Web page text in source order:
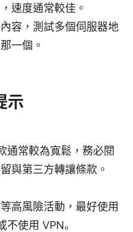
速度通常較佳。
容，測試多個伺服器地
一個。
示
通常較為寬鬆，務必閱
與第三方轉讓條款。
高風險活動，最好使用
不使用 VPN。